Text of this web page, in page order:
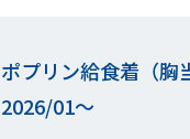
ポプリン給食着（胸
2026/01～